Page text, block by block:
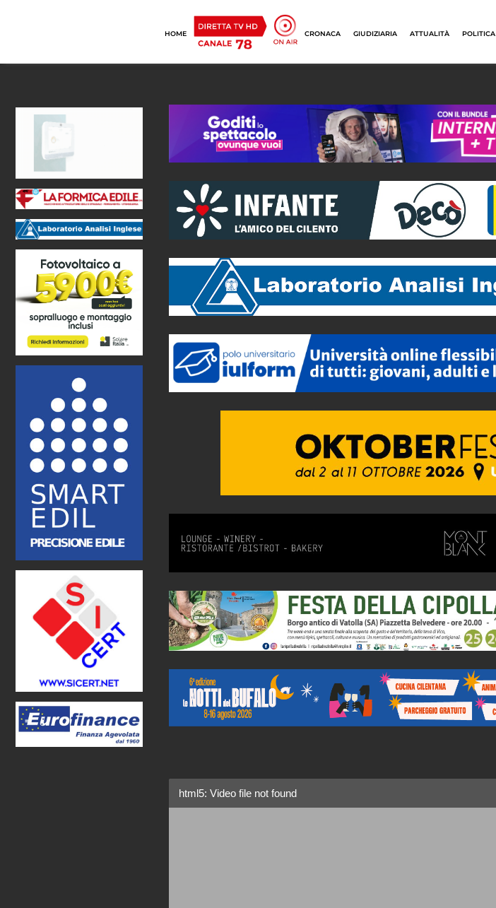
HOME CRONACA GIUDIZIARIA ATTUALITÀ POLITICA
html5: Video file not found